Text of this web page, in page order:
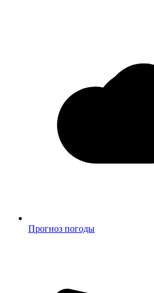
Прогноз погоды